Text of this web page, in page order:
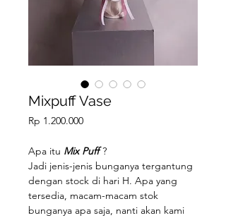
Mixpuff Vase
Rp 1.200.000Price
Apa itu Mix Puff?
Jadi jenis-jenis bunganya tergantung
dengan stock di hari H. Apa yang
tersedia, macam-macam stok
bunganya apa saja, nanti akan kami